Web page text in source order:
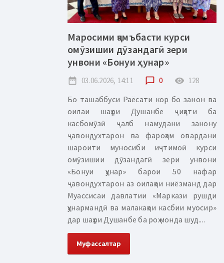
Маросими ҷамъбасти курси
омӯзишии дӯзандагӣ зери
унвони «Бонуи ҳунар»
date_range 03.06.2026, 14:11 chat_bubble_outline 0 remove_red_eye 128
Бо ташаббуси Раёсати кор бо занон ва
оилаи шаҳри Душанбе ҷиҳати ба
касбомӯзӣ ҷалб намудани занону
ҷавондухтарон ва фароҳам овардани
шароити муносиби иҷтимоӣ курси
омӯзишии дӯзандагӣ зери унвони
«Бонуи ҳунар» барои 50 нафар
ҷавондухтарон аз оилаҳои ниёзманд дар
Муассисаи давлатии «Маркази рушди
ҳунармандӣ ва малакаҳои касбии муосир»
дар шаҳри Душанбе ба роҳ монда шуд....
Муфассалтар